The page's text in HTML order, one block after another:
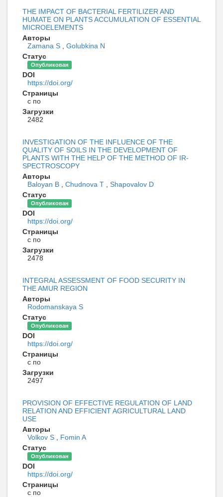
THE IMPACT OF BACTERIAL FERTILIZER AND
HUMATE ON PLANTS ACCUMULATION OF ESSENTIAL
MICROELEMENTS
Авторы
Zamana S
Golubkina N
Статус
Опубликован
DOI
https://doi.org/
Страницы
с по
Загрузки
2482
INVESTIGATION OF THE INFLUENCE OF THE
QUALITY OF SOILS IN THE DEVELOPMENT OF
PLANTS WITH THE HELP OF THE METHOD OF IR-
SPECTROSCOPY
Авторы
Baloyan B
Chudnova T
Shapovalov D
Статус
Опубликован
DOI
https://doi.org/
Страницы
с по
Загрузки
2478
INTEGRAL ASSESSMENT OF FOOD SECURITY IN
THE AMUR REGION
Авторы
Rodomanskaya S
Статус
Опубликован
DOI
https://doi.org/
Страницы
с по
Загрузки
2497
PROVISION OF EFFECTIVE REGULATION OF LAND
RELATION AND EFFICIENT AGRICULTURAL LAND
USE
Авторы
Volkov S
Fomin A
Статус
Опубликован
DOI
https://doi.org/
Страницы
с по